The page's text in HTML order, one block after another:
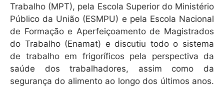
Trabalho (MPT), pela Escola Superior do Ministério
Público da União (ESMPU) e pela Escola Nacional
de Formação e Aperfeiçoamento de Magistrados
do Trabalho (Enamat) e discutiu todo o sistema
de trabalho em frigoríficos pela perspectiva da
saúde dos trabalhadores, assim como da
segurança do alimento ao longo dos últimos anos.